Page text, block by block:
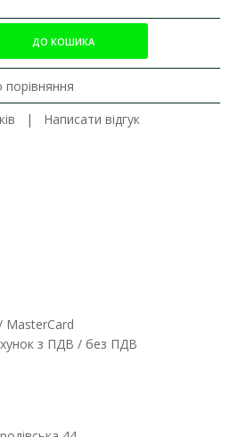
порівняння
| Написати відгук
MasterCard
з ПДВ / без ПДВ